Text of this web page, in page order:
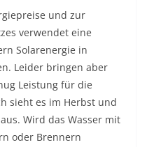
und zur
verwendet eine
Solarenergie in
Leider bringen aber
Leistung für die
sieht es im Herbst und
Wird das Wasser mit
oder Brennern